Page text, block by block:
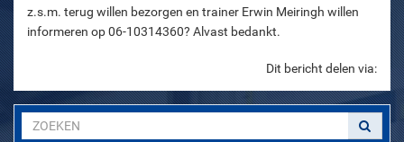
z.s.m. terug willen bezorgen en trainer Erwin Meiringh willen
informeren op 06-10314360? Alvast bedankt.
Dit bericht delen via: